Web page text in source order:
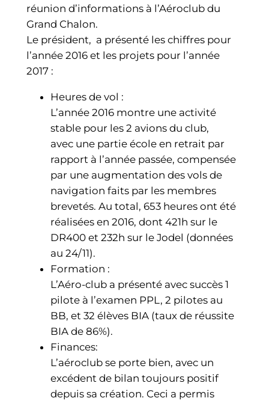
réunion d’informations à l’Aéroclub du
Grand Chalon.
Le président, a présenté les chiffres pour
l’année 2016 et les projets pour l’année
2017 :
Heures de vol :
L’année 2016 montre une activité
stable pour les 2 avions du club,
avec une partie école en retrait par
rapport à l’année passée, compensée
par une augmentation des vols de
navigation faits par les membres
brevetés. Au total, 653 heures ont été
réalisées en 2016, dont 421h sur le
DR400 et 232h sur le Jodel (données
au 24/11).
Formation :
L’Aéro-club a présenté avec succès 1
pilote à l’examen PPL, 2 pilotes au
BB, et 32 élèves BIA (taux de réussite
BIA de 86%).
Finances:
L’aéroclub se porte bien, avec un
excédent de bilan toujours positif
depuis sa création. Ceci a permis